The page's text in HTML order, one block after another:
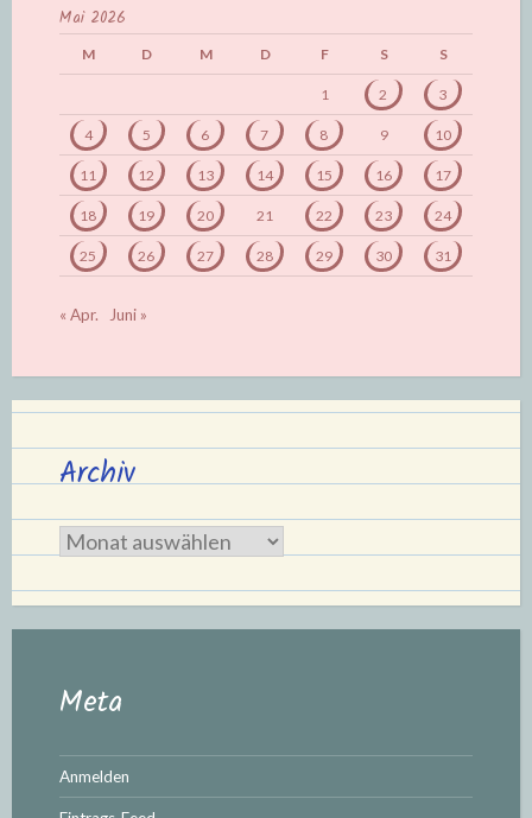
Mai 2026
M D M D F S S
1 2 3
4 5 6 7 8 9 10
11 12 13 14 15 16 17
18 19 20 21 22 23 24
25 26 27 28 29 30 31
« Apr. Juni »
Archiv
Archiv
Meta
Anmelden